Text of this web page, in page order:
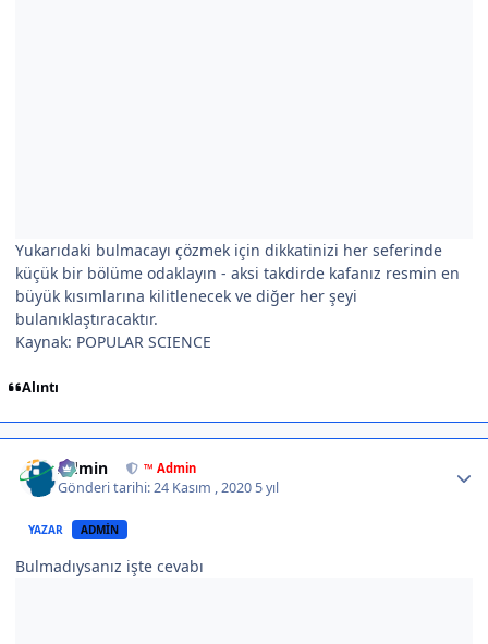
Yukarıdaki bulmacayı çözmek için dikkatinizi her seferinde
küçük bir bölüme odaklayın - aksi takdirde kafanız resmin en
büyük kısımlarına kilitlenecek ve diğer her şeyi
bulanıklaştıracaktır.
Kaynak: POPULAR SCIENCE
Alıntı
Admin ™ Admin
Gönderi tarihi:24 Kasım , 2020 5 yıl
YAZAR ADMIN
Bulmadıysanız işte cevabı